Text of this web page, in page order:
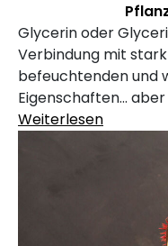
Glycerin oder
Verbindung mit
befeuchtenden und
Eigenschaften...
Weiterlesen